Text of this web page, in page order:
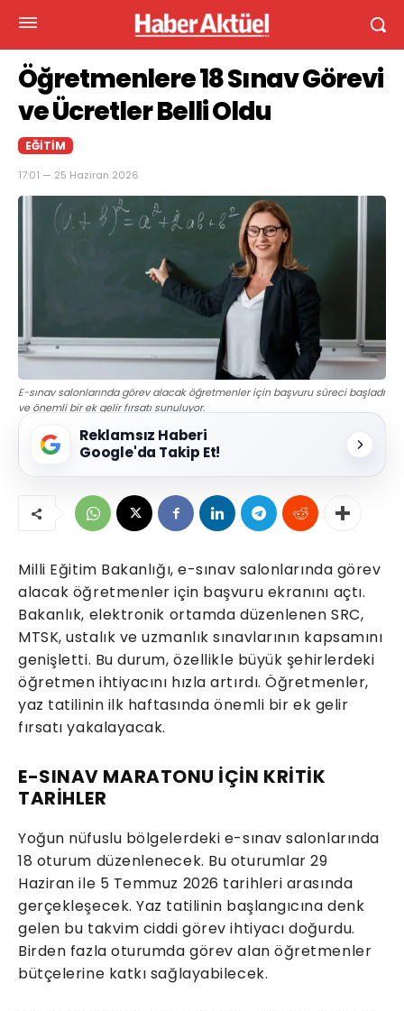
Öğretmenlere 18 Sınav Görevi
ve Ücretler Belli Oldu
EĞITIM
17:01 — 25 Haziran 2026
E-sınav salonlarında görev alacak öğretmenler için başvuru süreci başladı
ve önemli bir ek gelir fırsatı sunuluyor.
Reklamsız Haberi
Google'da Takip Et!
Milli Eğitim Bakanlığı, e-sınav salonlarında görev
alacak öğretmenler için başvuru ekranını açtı.
Bakanlık, elektronik ortamda düzenlenen SRC,
MTSK, ustalık ve uzmanlık sınavlarının kapsamını
genişletti. Bu durum, özellikle büyük şehirlerdeki
öğretmen ihtiyacını hızla artırdı. Öğretmenler,
yaz tatilinin ilk haftasında önemli bir ek gelir
fırsatı yakalayacak.
E-SINAV MARATONU İÇİN KRİTİK
TARİHLER
Yoğun nüfuslu bölgelerdeki e-sınav salonlarında
18 oturum düzenlenecek. Bu oturumlar 29
Haziran ile 5 Temmuz 2026 tarihleri arasında
gerçekleşecek. Yaz tatilinin başlangıcına denk
gelen bu takvim ciddi görev ihtiyacı doğurdu.
Birden fazla oturumda görev alan öğretmenler
bütçelerine katkı sağlayabilecek.